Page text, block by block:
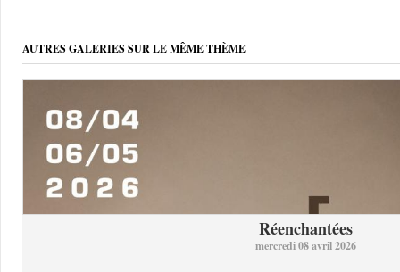
AUTRES GALERIES SUR LE MÊME THÈME
Réenchantées
mercredi 08 avril 2026